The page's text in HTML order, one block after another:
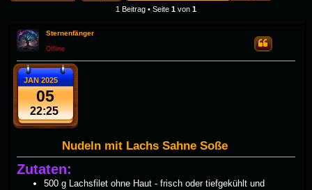
1 Beitrag • Seite 1 von 1
Sternenfänger
Offline
JAN 2025
05
22:25
Nudeln mit Lachs Sahne Soße
Zitieren
Zutaten:
500 g Lachsfilet ohne Haut - frisch oder tiefgekühlt und